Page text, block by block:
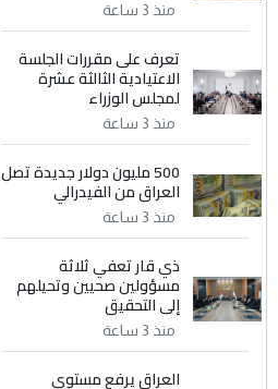
منذ 3 ساعة
تعرف على مقررات الجلسة
الاعتيادية الثالثة عشرة
لمجلس الوزراء
منذ 3 ساعة
500 مليون دولار جديدة تصل
العراق من الفيدرالي
منذ 3 ساعة
ذي قار تعفي ثلاثة
مسؤولين صحيين وتحيلهم
إلى التحقيق
منذ 3 ساعة
العراق يرفع مستوى